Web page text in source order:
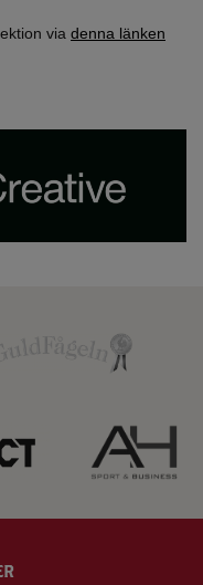
via denna länken